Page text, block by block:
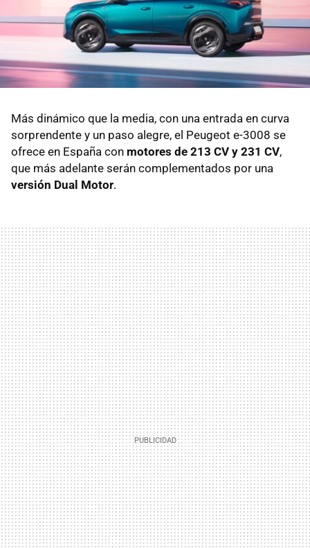
Más dinámico que la media, con una entrada en curva
sorprendente y un paso alegre, el Peugeot e-3008 se
ofrece en España con motores de 213 CV y 231 CV,
que más adelante serán complementados por una
versión Dual Motor.